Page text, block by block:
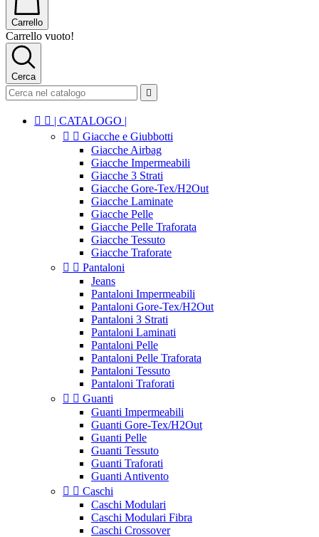
Carrello
Carrello vuoto!
Cerca

  | CATALOGO |
  Giacche e Giubbotti
Giacche Airbag
Giacche Impermeabili
Giacche 3 Strati
Giacche Gore-Tex/H2Out
Giacche Laminate
Giacche Pelle
Giacche Pelle Traforata
Giacche Tessuto
Giacche Traforate
  Pantaloni
Jeans
Pantaloni Impermeabili
Pantaloni Gore-Tex/H2Out
Pantaloni 3 Strati
Pantaloni Laminati
Pantaloni Pelle
Pantaloni Pelle Traforata
Pantaloni Tessuto
Pantaloni Traforati
  Guanti
Guanti Impermeabili
Guanti Gore-Tex/H2Out
Guanti Pelle
Guanti Tessuto
Guanti Traforati
Guanti Antivento
  Caschi
Caschi Modulari
Caschi Modulari Fibra
Caschi Crossover